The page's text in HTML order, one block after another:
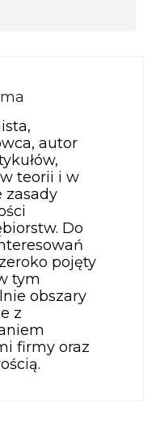
autor
teorii i w
zasady
Do
pojęty
tym
obszary
z
firmy oraz